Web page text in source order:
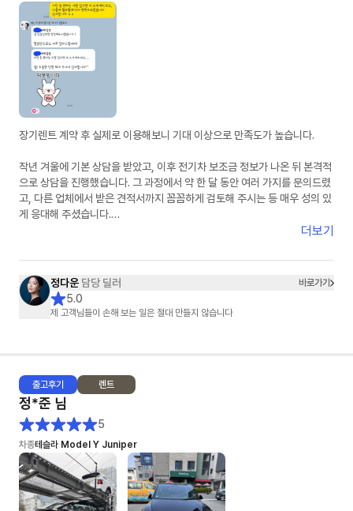
장기렌트 계약 후 실제로 이용해보니 기대 이상으로 만족도가 높습니다.
작년 겨울에 기본 상담을 받았고, 이후 전기차 보조금 정보가 나온 뒤 본격적
으로 상담을 진행했습니다. 그 과정에서 약 한 달 동안 여러 가지를 문의드렸
고, 다른 업체에서 받은 견적서까지 꼼꼼하게 검토해 주시는 등 매우 성의 있
게 응대해 주셨습니다.
절하게 응대해 주셔서 신뢰가 갔습니다. 고객 입장에서 최선을 다해 주신다
는 점이 분명하게 느껴졌고, 덕분에 만족스러운 선택을 할 수 있었습니다. 첫
장기렌트이자 첫 차 구매였는데 매우 좋은 경험이었고, 만족스러웠기 때문에
지인도 소개하여 출고하셨습니다.
더보기
정다운 담당 딜러 바로가기
5.0
제 고객님들이 손해 보는 일은 절대 만들지 않습니다
출고후기 렌트
정*준 님
5
차종테슬라 Model Y Juniper